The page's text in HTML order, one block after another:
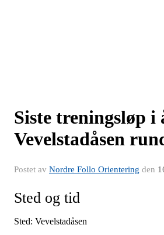
Siste treningsløp i
Vevelstadåsen
Postet av Nordre Follo Orientering den
Sted og tid
Sted: Vevelstadåsen